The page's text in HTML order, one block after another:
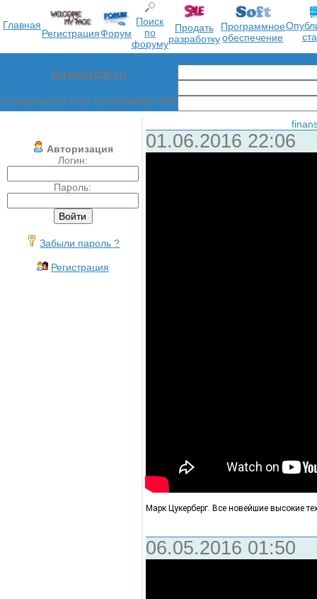
Главная
РегистрацияФорум
Поиск
по
форуму
Продать
разработку
Программное
обеспечение
forum1C8.ru
Социальная сеть программистов
Авторизация
Логин:
Пароль:
Забыли пароль ?
Регистрация
01.06.2016 22:06
Марк Цукерберг. Все новейшие высокие
06.05.2016 01:50